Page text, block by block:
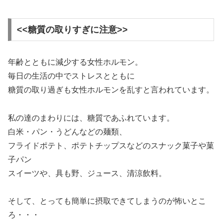
<<糖質の取りすぎに注意>>
年齢とともに減少する女性ホルモン。
毎日の生活の中でストレスとともに
糖質の取り過ぎも女性ホルモンを乱すと言われています。
私の達のまわりには、糖質であふれています。
白米・パン・うどんなどの麺類、
フライドポテト、ポテトチップスなどのスナック菓子や菓
子パン
スイーツや、具も野、ジュース、清涼飲料。
そして、とっても簡単に摂取できてしまうのが怖いとこ
ろ・・・